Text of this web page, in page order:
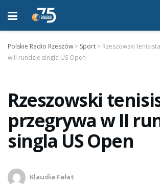
Polskie Radio Rzeszów > Sport > Rzeszowski
w II rundzie singla US Open
Rzeszowski
przegrywa w II
singla US Open
Klaudia Fałat